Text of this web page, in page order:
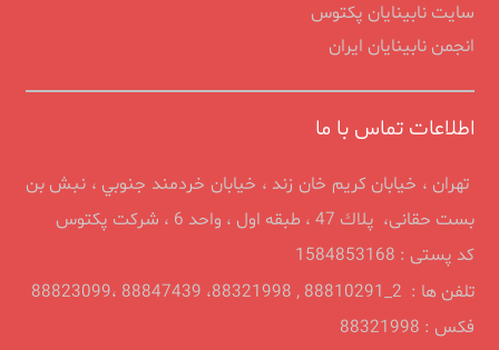
سایت نابینایان پکتوس
انجمن نابينايان ايران
اطلاعات تماس با ما
تهران ، خيابان كريم خان زند ، خیابان خردمند جنوبي ، نبش بن
بست حقانی، پلاك 47 ، طبقه اول ، واحد 6 ، شرکت پکتوس
کد پستی : 1584853168
تلفن ها : 2_88810291 , 88321998، 88847439 ،88823099
فکس : 88321998